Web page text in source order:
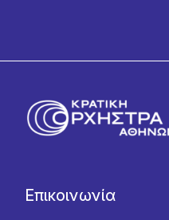
Επικοινωνία